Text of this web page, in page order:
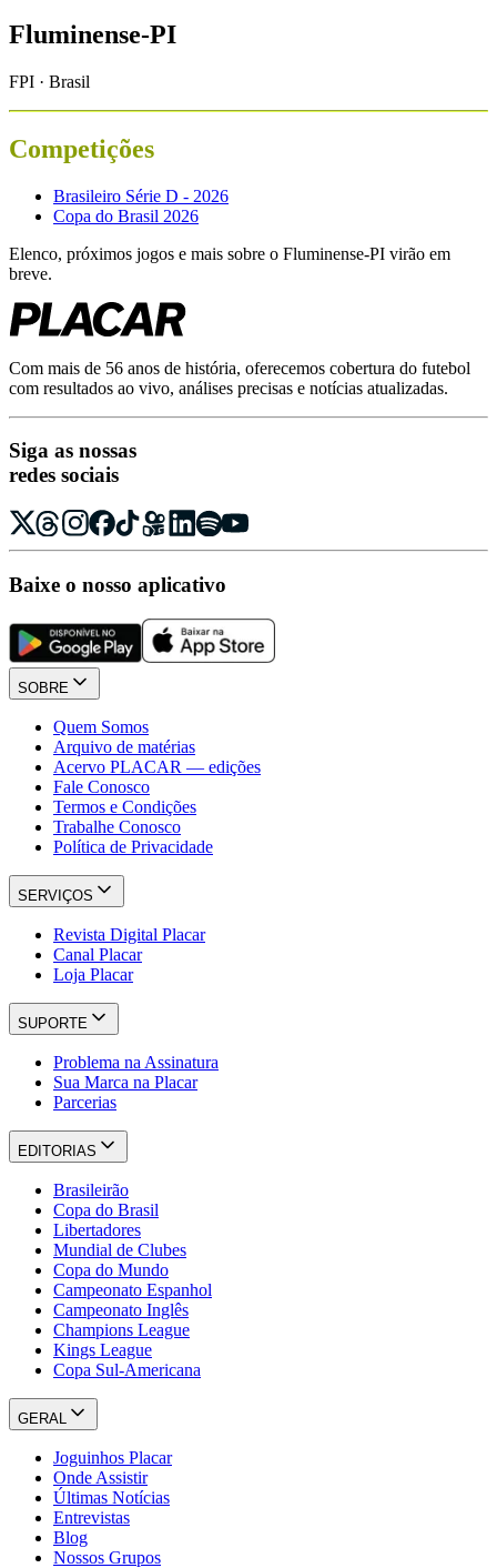
Fluminense-PI
FPI · Brasil
Competições
Brasileiro Série D - 2026
Copa do Brasil 2026
Elenco, próximos jogos e mais sobre o Fluminense-PI virão em
breve.
Com mais de 56 anos de história, oferecemos cobertura do futebol
com resultados ao vivo, análises precisas e notícias atualizadas.
Siga as nossas
redes sociais
Baixe o nosso aplicativo
SOBRE
Quem Somos
Arquivo de matérias
Acervo PLACAR — edições
Fale Conosco
Termos e Condições
Trabalhe Conosco
Política de Privacidade
SERVIÇOS
Revista Digital Placar
Canal Placar
Loja Placar
SUPORTE
Problema na Assinatura
Sua Marca na Placar
Parcerias
EDITORIAS
Brasileirão
Copa do Brasil
Libertadores
Mundial de Clubes
Copa do Mundo
Campeonato Espanhol
Campeonato Inglês
Champions League
Kings League
Copa Sul-Americana
GERAL
Joguinhos Placar
Onde Assistir
Últimas Notícias
Entrevistas
Blog
Nossos Grupos